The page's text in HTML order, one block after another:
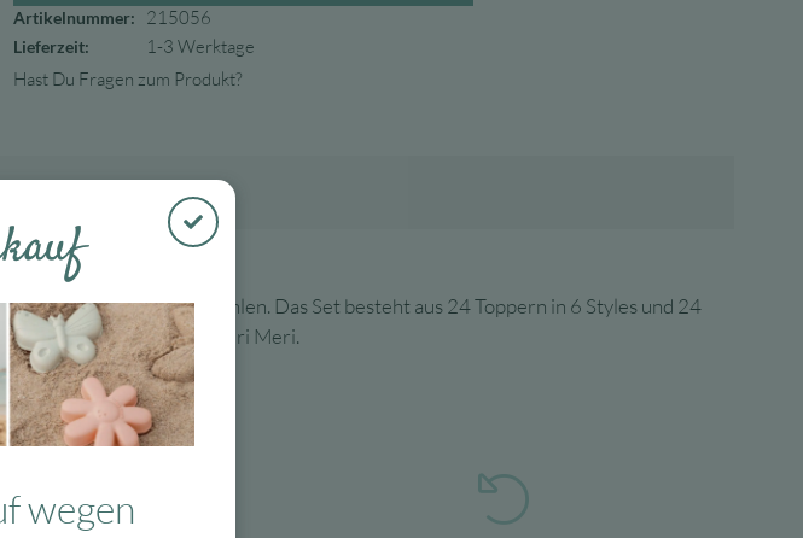
Artikelnummer:
215056
Lieferzeit:
1-3 Werktage
Hast Du Fragen zum Produkt?
darf auf keiner Party fehlen. Das Set besteht aus 24 Toppern in 6 Styles und 24
Deko und mehr von Meri Meri.
wegen